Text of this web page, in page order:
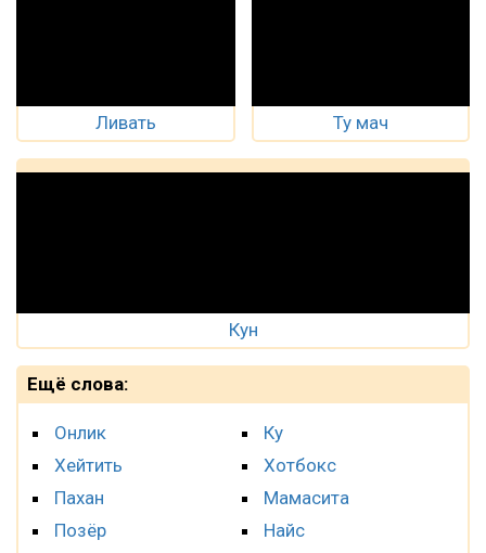
Ливать Ту мач
Кун
Ещё слова:
Онлик
Хейтить
Пахан
Позёр
Ку
Хотбокс
Мамасита
Найс